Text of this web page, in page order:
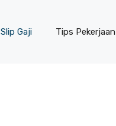
Slip Gaji Tips Pekerjaan